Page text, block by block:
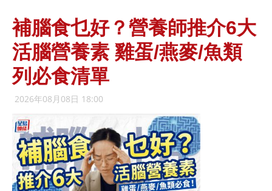
補腦食乜好？營養師推介6大
活腦營養素 雞蛋/燕麥/魚類
列必食清單
2026年08月08日 18:00